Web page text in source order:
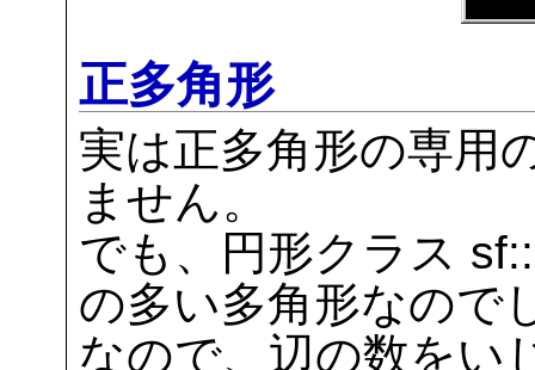
正多角形
実は正多角形の専用
ません。
でも、円形クラス
の多い多角形なので
なので、辺の数をい